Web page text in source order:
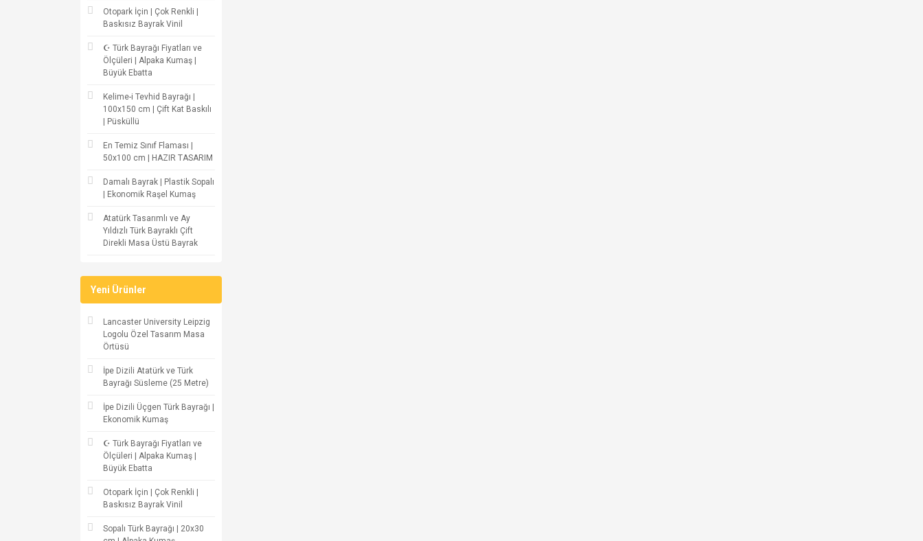
Otopark İçin | Çok Renkli |
Baskısız Bayrak Vinil
☪ Türk Bayrağı Fiyatları ve
Ölçüleri | Alpaka Kumaş |
Büyük Ebatta
Kelime-i Tevhid Bayrağı |
100x150 cm | Çift Kat Baskılı
| Püsküllü
En Temiz Sınıf Flaması |
50x100 cm | HAZIR TASARIM
Damalı Bayrak | Plastik Sopalı
| Ekonomik Raşel Kumaş
Atatürk Tasarımlı ve Ay
Yıldızlı Türk Bayraklı Çift
Direkli Masa Üstü Bayrak
Yeni Ürünler
Lancaster University Leipzig
Logolu Özel Tasarım Masa
Örtüsü
İpe Dizili Atatürk ve Türk
Bayrağı Süsleme (25 Metre)
İpe Dizili Üçgen Türk Bayrağı |
Ekonomik Kumaş
☪ Türk Bayrağı Fiyatları ve
Ölçüleri | Alpaka Kumaş |
Büyük Ebatta
Otopark İçin | Çok Renkli |
Baskısız Bayrak Vinil
Sopalı Türk Bayrağı | 20x30